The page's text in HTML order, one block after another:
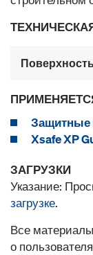
Поверхность
Защитные
Xsafe XP
ЗАГРУЗКИ
Указание:
загрузке.
Все
о